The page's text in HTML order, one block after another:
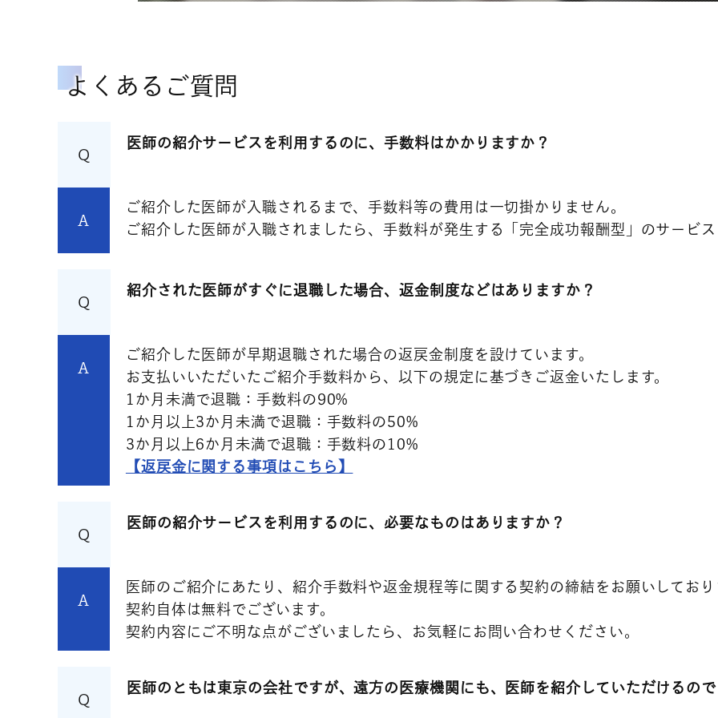
よくあるご質問
Q
医師の紹介サービスを利用するのに、手数料はかかりますか？
A
ご紹介した医師が入職されるまで、手数料等の費用は一切掛かりません。
ご紹介した医師が入職されましたら、手数料が発生する「完全成功報酬型」のサービ
Q
紹介された医師がすぐに退職した場合、返金制度などはありますか？
A
ご紹介した医師が早期退職された場合の返戻金制度を設けています。
お支払いいただいたご紹介手数料から、以下の規定に基づきご返金いたします。
1か月未満で退職：手数料の90%
1か月以上3か月未満で退職：手数料の50%
3か月以上6か月未満で退職：手数料の10%
【返戻金に関する事項はこちら】
Q
医師の紹介サービスを利用するのに、必要なものはありますか？
A
医師のご紹介にあたり、紹介手数料や返金規程等に関する契約の締結をお願いしており
契約自体は無料でございます。
契約内容にご不明な点がございましたら、お気軽にお問い合わせください。
Q
医師のともは東京の会社ですが、遠方の医療機関にも、医師を紹介していただけるの